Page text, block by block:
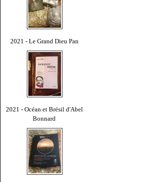
2021 - Le Grand Dieu Pan
2021 - Océan et Brésil d'Abel
Bonnard